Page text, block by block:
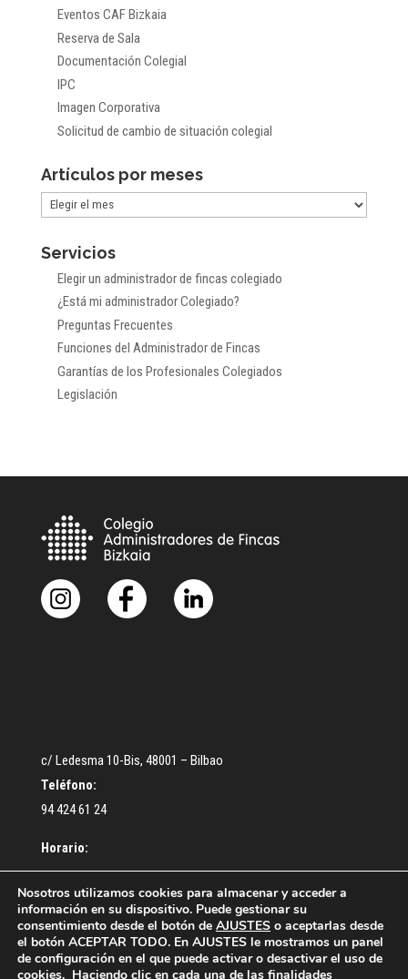
Eventos CAF Bizkaia
Reserva de Sala
Documentación Colegial
IPC
Imagen Corporativa
Solicitud de cambio de situación colegial
Artículos por meses
Artículos
meses
Servicios
Elegir un administrador de fincas colegiado
¿Está mi administrador Colegiado?
Preguntas Frecuentes
Funciones del Administrador de Fincas
Garantías de los Profesionales Colegiados
Legislación
c/ Ledesma 10-Bis, 48001 – Bilbao
Teléfono:
94 424 61 24
Horario:
De lunes a Jueves: De 9:30 a 13:00 – De 16:30 a 18:30 h.
Viernes: De 9:00 a 14:00 h.
Nosotros utilizamos cookies para almacenar y acceder a
información en su dispositivo. Puede gestionar su
consentimiento desde el botón de AJUSTES o aceptarlas desde
el botón ACEPTAR TODO. En AJUSTES le mostramos un panel
de configuración en el que puede activar o desactivar el uso de
cookies. Haciendo clic en cada una de las finalidades